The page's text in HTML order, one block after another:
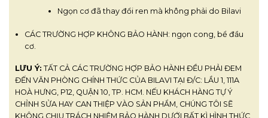
Ngọn cơ đã thay đổi ren mà không phải do Bilavi
CÁC TRƯỜNG HỢP KHÔNG BẢO HÀNH: ngọn cong, bể đầu
cơ.
LƯU Ý: TẤT CẢ CÁC TRƯỜNG HỢP BẢO HÀNH ĐỀU PHẢI ĐEM
ĐẾN VĂN PHÒNG CHÍNH THỨC CỦA BILAVI TẠI Đ/C: LẦU 1, 111A
HOÀ HƯNG, P12, QUẬN 10, TP. HCM. NẾU KHÁCH HÀNG TỰ Ý
CHỈNH SỬA HAY CAN THIỆP VÀO SẢN PHẨM, CHÚNG TÔI SẼ
KHÔNG CHỊU TRÁCH NHIỆM BẢO HÀNH DƯỚI BẤT KÌ HÌNH THỨC